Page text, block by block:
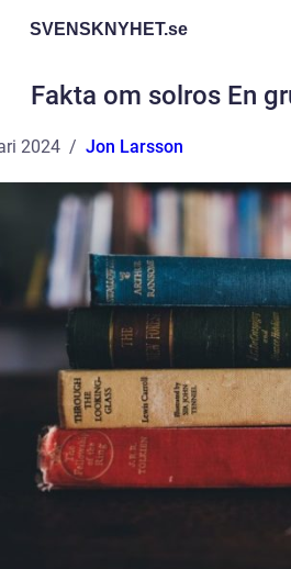
SVENSKNYHET.se
Fakta om solros En
2024 Jon Larsson